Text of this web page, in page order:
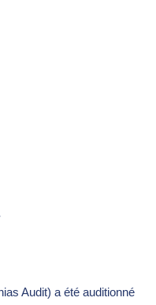
Audit) a été auditionné